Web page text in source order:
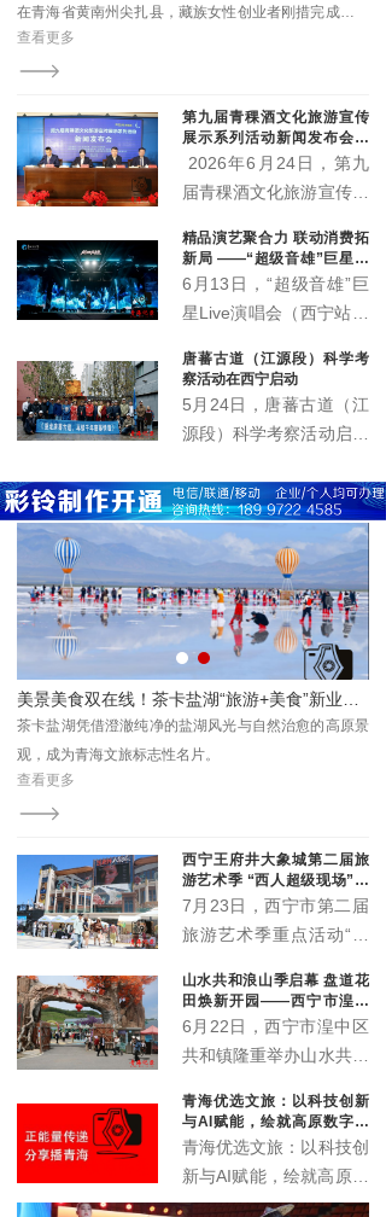
在青海省黄南州尖扎县，藏族女性创业者刚措完成了一
次跨界蜕变：放弃法学专业的安稳路径，深耕藏地非遗
服饰创新，打造囊萨本土民族品牌，用心走好传统活
查看更多
第九届青稞酒文化旅游宣传
展示系列活动新闻发布会召
开 “土族风情美·青稞美酒
2026年6月24日，第九
届青稞酒文化旅游宣传展
互助县天佑德大酒店隆重
召开。本届活动以"土族
风情美·青稞美酒香"为主
精品演艺聚合力 联动消费拓
新局 ——“超级音雄”巨星演
唱会带动文旅市场持续升温
6月13日，“超级音雄”巨
星Live演唱会（西宁站）
办。演唱会立足丰富群众
精神文化生活、推动文旅
深度融合、激发城市消费
标准服务、高效能保障，
为市民及游客呈现了一场
音乐盛宴，展现了高原古
城西宁的城市魅力与开放
形象。
唐蕃古道（江源段）科学考
察活动在西宁启动
5月24日，唐蕃古道（江
源段）科学考察活动启动
活动由青海极地自然资源
调查研究院与杂多县政协
主办，旨在重走千年古
道，探寻历史遗存，传承
民族团结精神，推动唐蕃
古道与三江源生态文化综
合科学考察。
茶卡盐湖凭借澄澈纯净的盐湖风光与自然治愈的高原景
观，成为青海文旅标志性名片。
查看更多
西宁王府井大象城第二届旅
游艺术季 “西人超级现场”启
幕
7月23日，西宁市第二届
旅游艺术季重点活动“西
象城启动。活动以“众智
成潮”为主题，联动“雪脉
计划”，汇聚川、藏、
机构，搭建西部青年文化
交流平台。
山水共和浪山季启幕 盘道花
田焕新开园——西宁市湟中
区共和镇农文旅深度融合再
6月22日，西宁市湟中区
共和镇隆重举办山水共和
田开业典礼。全新升级的
盘道花田景区正式对外开
放，众多干部群众、非遗
传承人、文艺爱好者及各
青海优选文旅：以科技创新
与AI赋能，绘就高原数字文
旅新画卷
青海优选文旅：以科技创
新与AI赋能，绘就高原数
字文旅新画卷